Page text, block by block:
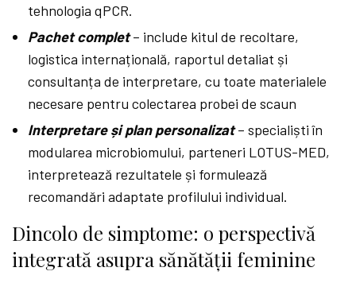
tehnologia qPCR.
Pachet complet– include kitul de recoltare,
logistica internațională, raportul detaliat și
consultanța de interpretare, cu toate materialele
necesare pentru colectarea probei de scaun
Interpretare și plan personalizat– specialiști în
modularea microbiomului, parteneri LOTUS-MED,
interpretează rezultatele și formulează
recomandări adaptate profilului individual.
Dincolo de simptome: o perspectivă
integrată asupra sănătății feminine